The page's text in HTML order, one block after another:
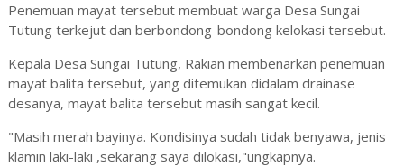
Penemuan mayat tersebut membuat warga Desa Sungai
Tutung terkejut dan berbondong-bondong kelokasi tersebut.
Kepala Desa Sungai Tutung, Rakian membenarkan penemuan
mayat balita tersebut, yang ditemukan didalam drainase
desanya, mayat balita tersebut masih sangat kecil.
"Masih merah bayinya. Kondisinya sudah tidak benyawa, jenis
klamin laki-laki ,sekarang saya dilokasi,"ungkapnya.